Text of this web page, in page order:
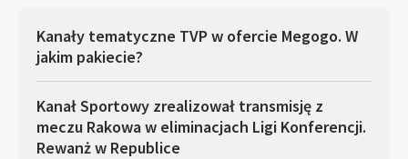
Kanały tematyczne TVP w ofercie Megogo. W
jakim pakiecie?
Kanał Sportowy zrealizował transmisję z
meczu Rakowa w eliminacjach Ligi Konferencji.
Rewanż w Republice